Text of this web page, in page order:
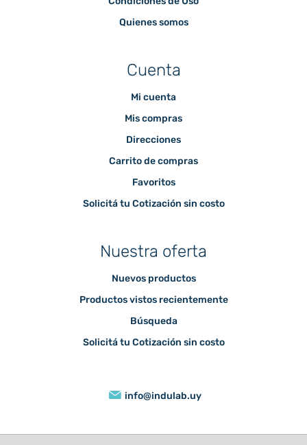
Quienes somos
Cuenta
Mi cuenta
Mis compras
Direcciones
Carrito de compras
Favoritos
Solicitá tu Cotización sin costo
Nuestra oferta
Nuevos productos
Productos vistos recientemente
Búsqueda
Solicitá tu Cotización sin costo
info@indulab.uy